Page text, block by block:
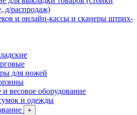
д/распродаж)
и онлайн-кассы и сканеры штрих-
для ножей
весовое оборудование
и одежды
+